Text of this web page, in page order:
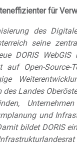
für
des
seine
DORIS
auf Open-
Landes
und
bildet DORIS